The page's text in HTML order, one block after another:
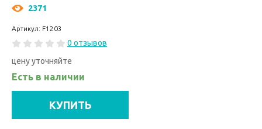
2371
Артикул: F1203
0 отзывов
цену уточняйте
Есть в наличии
КУПИТЬ